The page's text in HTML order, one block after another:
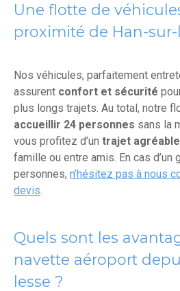
Une flotte de
proximité de Han-sur-
Nos véhicules, parfaitement
assurent confort et sécurité
plus longs trajets. Au total, notre
accueillir 24 personnes sans la
vous profitez d’un trajet
famille ou entre amis. En cas d’un
personnes, n’hésitez pas à nous
devis.
Quels sont les
navette aéroport
lesse ?